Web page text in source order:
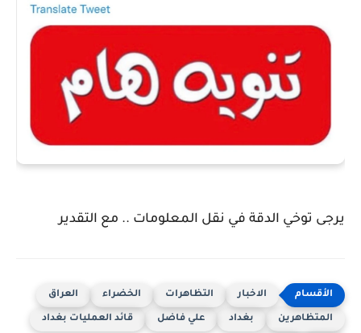
يرجى توخي الدقة في نقل المعلومات .. مع التقدير
الاخبار التظاهرات الخضراء العراق
المتظاهرين بغداد علي فاضل قائد العمليات بغداد